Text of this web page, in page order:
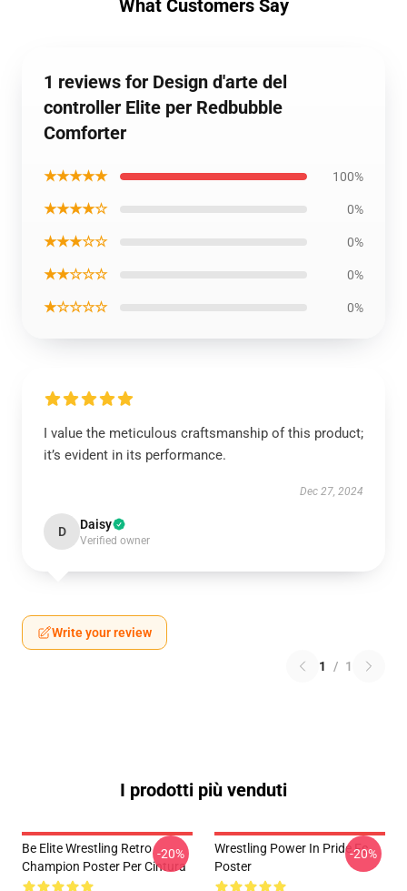
What Customers Say
1 reviews for Design d'arte del
controller Elite per Redbubble
Comforter
★★★★★ 100%
★★★★☆ 0%
★★★☆☆ 0%
★★☆☆☆ 0%
★☆☆☆☆ 0%
I value the meticulous craftsmanship of this product;
it’s evident in its performance.
Dec 27, 2024
D Daisy
Verified owner
Write your review
1 / 1
I prodotti più venduti
Be Elite Wrestling Retro
Champion Poster Per Cintura
-20%
Wrestling Power In Pride Fc
Poster
-20%